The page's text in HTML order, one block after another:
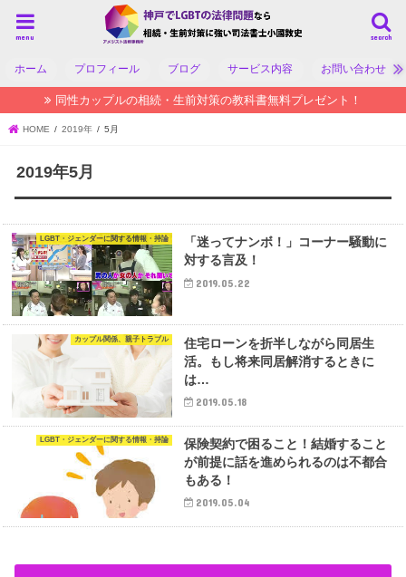
search
menu
ホーム プロフィール ブログ サービス内容 お問い合わせ
同性カップルの相続・生前対策の教科書無料プレゼント！
HOME 2019年 5月
2019年5月
LGBT・ジェンダーに関する情報・持論
「迷ってナンボ！」コーナー騒動に
対する言及！
2019.05.22
カップル関係、親子トラブル
住宅ローンを折半しながら同居生
活。もし将来同居解消するときに
は…
2019.05.18
LGBT・ジェンダーに関する情報・持論
保険契約で困ること！結婚すること
が前提に話を進められるのは不都合
もある！
2019.05.04